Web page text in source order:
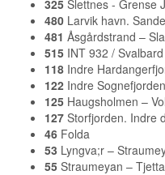
325 Slettnes - Grense
480 Larvik havn.
481 Åsgårdstrand –
515 INT 932 /
118 Indre
122 Indre Sognefjorden
125 Haugsholmen –
127 Storfjorden. Indre
46 Folda
53 Lyngva;r –
55 Straumeyan – Tjetta